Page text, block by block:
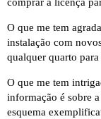
comprar a licença
O que me tem
instalação com
qualquer quarto
O que me tem
informação é sobre
esquema